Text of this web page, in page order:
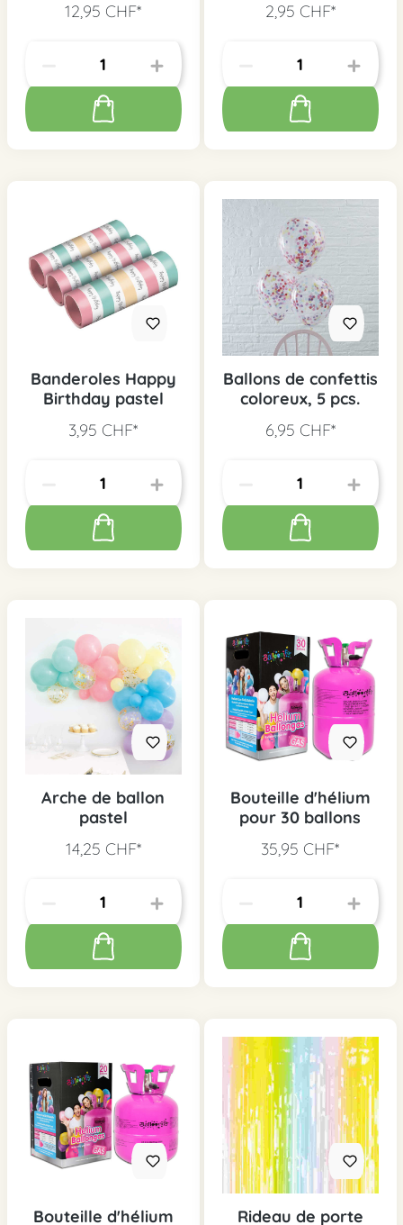
12,95 CHF*
2,95 CHF*
Banderoles Happy
Birthday pastel
3,95 CHF*
Ballons de confettis
coloreux, 5 pcs.
6,95 CHF*
Arche de ballon
pastel
14,25 CHF*
Bouteille d'hélium
pour 30 ballons
35,95 CHF*
Bouteille d'hélium Rideau de porte